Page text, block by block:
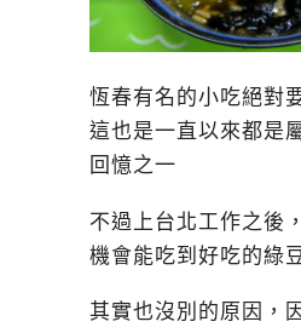
恆春有名的小吃絕對
這也是一直以來都是
回憶之一
不過上台北工作之後
機會能吃到好吃的綠
其實也沒別的原因，